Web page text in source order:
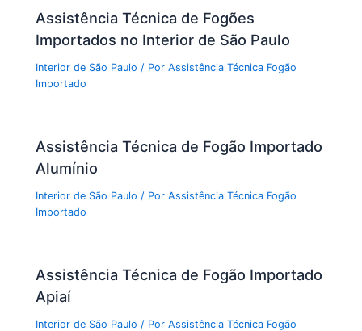
Assistência Técnica de Fogões
Importados no Interior de São Paulo
Interior de São Paulo / PorAssistência Técnica Fogão
Importado
Assistência Técnica de Fogão Importado
Alumínio
Interior de São Paulo / PorAssistência Técnica Fogão
Importado
Assistência Técnica de Fogão Importado
Apiaí
Interior de São Paulo / PorAssistência Técnica Fogão